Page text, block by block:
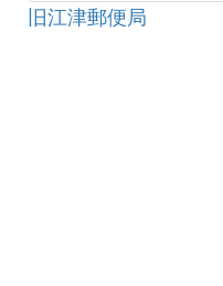
旧江津郵便局